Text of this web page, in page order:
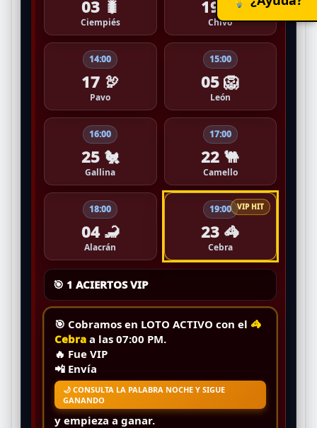
03 🐛
Ciempiés
19 🐐
Chivo
14:00
17 🦃
Pavo
15:00
05 🦁
León
16:00
25 🐔
Gallina
17:00
22 🐫
Camello
18:00
04 🦂
Alacrán
19:00
23 🦓
Cebra
🎯 1 ACIERTOS VIP
🎯 Cobramos en LOTO ACTIVO con el 🦓
Cebra a las 07:00 PM.
🔥 Fue VIP
📲 Envía
🌙 CONSULTA LA PALABRA NOCHE Y SIGUE
GANANDO
y empieza a ganar.